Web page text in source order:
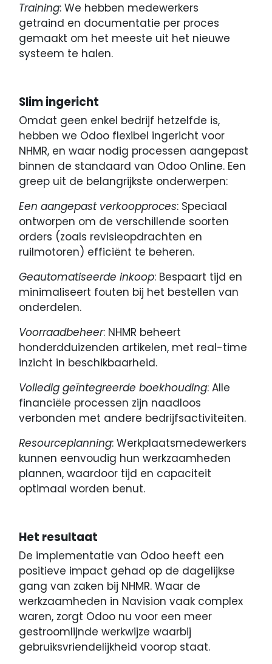
Training: We hebben medewerkers
getraind en documentatie per proces
gemaakt om het meeste uit het nieuwe
systeem te halen.
Slim ingericht
Omdat geen enkel bedrijf hetzelfde is,
hebben we Odoo flexibel ingericht voor
NHMR, en waar nodig processen aangepast
binnen de standaard van Odoo Online. Een
greep uit de belangrijkste onderwerpen:
Een aangepast verkoopproces: Speciaal
ontworpen om de verschillende soorten
orders (zoals revisieopdrachten en
ruilmotoren) efficiënt te beheren.
Geautomatiseerde inkoop: Bespaart tijd en
minimaliseert fouten bij het bestellen van
onderdelen.
Voorraadbeheer: NHMR beheert
honderdduizenden artikelen, met real-time
inzicht in beschikbaarheid.
Volledig geïntegreerde boekhouding: Alle
financiële processen zijn naadloos
verbonden met andere bedrijfsactiviteiten.
Resourceplanning: Werkplaatsmedewerkers
kunnen eenvoudig hun werkzaamheden
plannen, waardoor tijd en capaciteit
optimaal worden benut.
Het resultaat
De implementatie van Odoo heeft een
positieve impact gehad op de dagelijkse
gang van zaken bij NHMR. Waar de
werkzaamheden in Navision vaak complex
waren, zorgt Odoo nu voor een meer
gestroomlijnde werkwijze waarbij
gebruiksvriendelijkheid voorop staat.